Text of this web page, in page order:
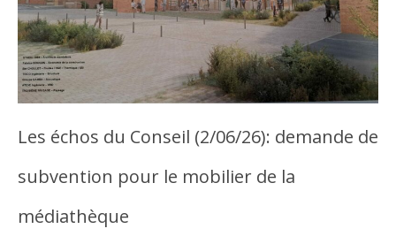
Les échos du Conseil (2/06/26): demande de
subvention pour le mobilier de la
médiathèque